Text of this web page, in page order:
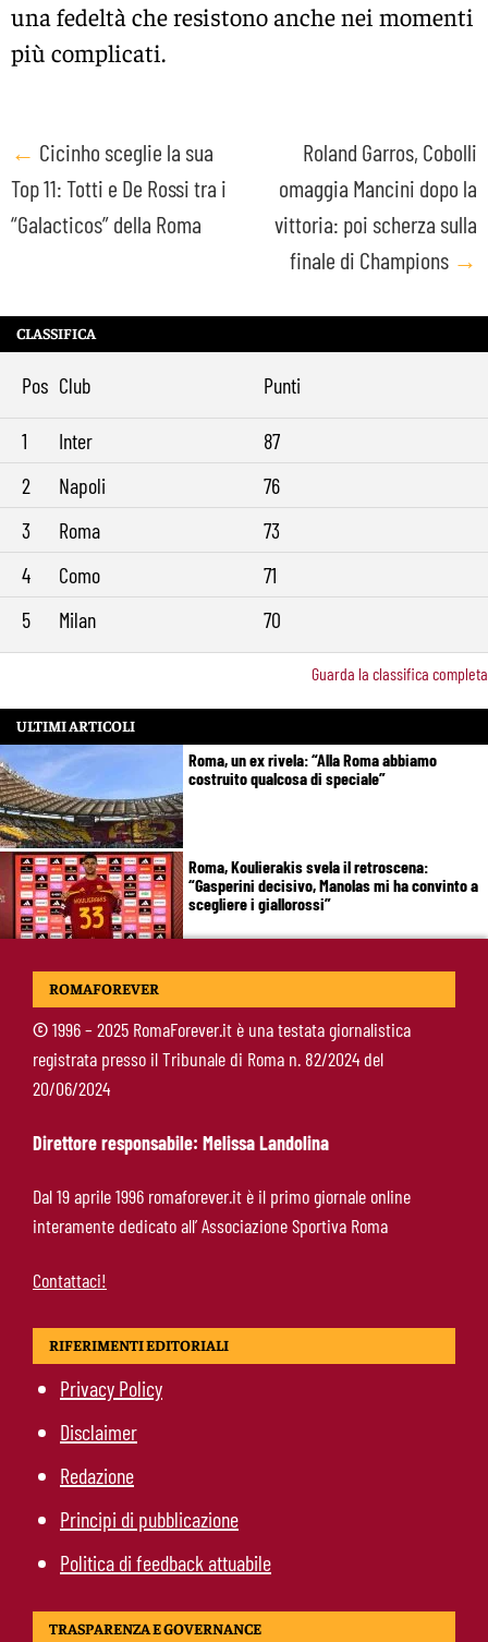
una fedeltà che resistono anche nei momenti
più complicati.
Post
navigation
← Cicinho sceglie la sua
Top 11: Totti e De Rossi tra i
“Galacticos” della Roma
Roland Garros, Cobolli
omaggia Mancini dopo la
vittoria: poi scherza sulla
finale di Champions →
CLASSIFICA
Pos Club Punti
1 Inter
87
2
Napoli
76
3
Roma
73
4
Como
71
5
Milan 70
Guarda la classifica completa
ULTIMI ARTICOLI
Roma, un ex rivela: “Alla Roma abbiamo
costruito qualcosa di speciale”
Roma, Koulierakis svela il retroscena:
“Gasperini decisivo, Manolas mi ha convinto a
scegliere i giallorossi”
Soulé-Milan, la Roma detta le condizioni:
Ndicka-Roma, futuro più chiaro: il messaggio
che allontana il mercato
ROMAFOREVER
©1996 – 2025 RomaForever.it è una testata giornalistica
registrata presso il Tribunale di Roma n. 82/2024 del
20/06/2024
Direttore responsabile: Melissa Landolina
Dal 19 aprile 1996 romaforever.it è il primo giornale online
interamente dedicato all’ Associazione Sportiva Roma
Contattaci!
RIFERIMENTI EDITORIALI
Privacy Policy
Disclaimer
Redazione
Principi di pubblicazione
Politica di feedback attuabile
TRASPARENZA E GOVERNANCE